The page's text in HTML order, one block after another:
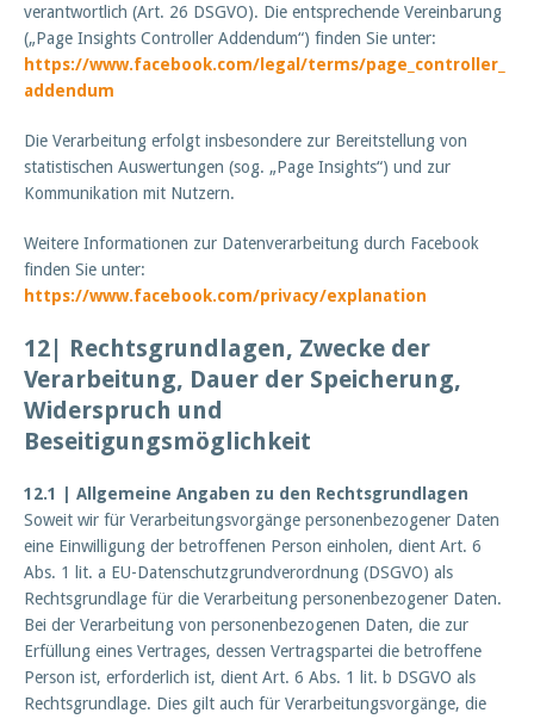
verantwortlich (Art. 26 DSGVO). Die entsprechende Vereinbarung
(„Page Insights Controller Addendum“) finden Sie unter:
https://www.facebook.com/legal/terms/page_controller_
addendum
Die Verarbeitung erfolgt insbesondere zur Bereitstellung von
statistischen Auswertungen (sog. „Page Insights“) und zur
Kommunikation mit Nutzern.
Weitere Informationen zur Datenverarbeitung durch Facebook
finden Sie unter:
https://www.facebook.com/privacy/explanation
12| Rechtsgrundlagen, Zwecke der
Verarbeitung, Dauer der Speicherung,
Widerspruch und
Beseitigungsmöglichkeit
12.1 | Allgemeine Angaben zu den Rechtsgrundlagen
Soweit wir für Verarbeitungsvorgänge personenbezogener Daten
eine Einwilligung der betroffenen Person einholen, dient Art. 6
Abs. 1 lit. a EU-Datenschutzgrundverordnung (DSGVO) als
Rechtsgrundlage für die Verarbeitung personenbezogener Daten.
Bei der Verarbeitung von personenbezogenen Daten, die zur
Erfüllung eines Vertrages, dessen Vertragspartei die betroffene
Person ist, erforderlich ist, dient Art. 6 Abs. 1 lit. b DSGVO als
Rechtsgrundlage. Dies gilt auch für Verarbeitungsvorgänge, die